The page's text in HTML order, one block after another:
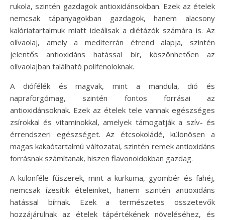
rukola, szintén gazdagok antioxidánsokban. Ezek az ételek
nemcsak tápanyagokban gazdagok, hanem alacsony
kalóriatartalmuk miatt ideálisak a diétázók számára is. Az
olívaolaj, amely a mediterrán étrend alapja, szintén
jelentős antioxidáns hatással bír, köszönhetően az
olívaolajban található polifenoloknak.
A diófélék és magvak, mint a mandula, dió és
napraforgómag, szintén fontos forrásai az
antioxidánsoknak. Ezek az ételek tele vannak egészséges
zsírokkal és vitaminokkal, amelyek támogatják a szív- és
érrendszeri egészséget. Az étcsokoládé, különösen a
magas kakaótartalmú változatai, szintén remek antioxidáns
forrásnak számítanak, hiszen flavonoidokban gazdag.
A különféle fűszerek, mint a kurkuma, gyömbér és fahéj,
nemcsak ízesítik ételeinket, hanem szintén antioxidáns
hatással bírnak. Ezek a természetes összetevők
hozzájárulnak az ételek tápértékének növeléséhez, és